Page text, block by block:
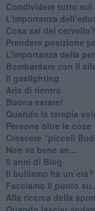
​Condividere tutto
​L’importanza
​Cosa sai del cervello?
Prendere posizione
L’importanza della
​Bombardare con il
Il gaslighting
Aria di rientro
Buona estate!
​Quando la terapia
​Persone oltre le cose
​Crescere “piccoli
Non va bene se…
​5 anni di Blog
​Il bullismo ha un’età?
Facciamo il punto
​Alla ricerca della